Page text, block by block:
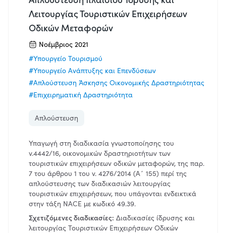
Πολίτες
Επιχειρήσεις
Δημόσιο
Όλοι
Ενέργειες
Ψηφιοποίηση
Εξυπηρέτηση
Πληροφόρηση
Κωδικοποίηση
Λειτουργίας Τουριστικών Επιχειρήσεων
Οδικών Μεταφορών
Νοέμβριος 2021
#Επιχειρηματική Δραστηριότητα
#Απλούστευση Άσκησης Οικονομικής Δραστηριότητας
#Υπουργείο Ανάπτυξης και Επενδύσεων
#Υπουργείο Τουρισμού
Απλούστευση
Υπαγωγή στη διαδικασία γνωστοποίησης του
ν.4442/16, οικονομικών δραστηριοτήτων των
τουριστικών επιχειρήσεων οδικών μεταφορών, της παρ.
7 του άρθρου 1 του ν. 4276/2014 (Α΄ 155) περί της
απλούστευσης των διαδικασιών λειτουργίας
τουριστικών επιχειρήσεων, που υπάγονται ενδεικτικά
στην τάξη NACE με κωδικό 49.39.
Σχετιζόμενες διαδικασίες: Διαδικασίες ίδρυσης και
λειτουργίας Τουριστικών Επιχειρήσεων Οδικών